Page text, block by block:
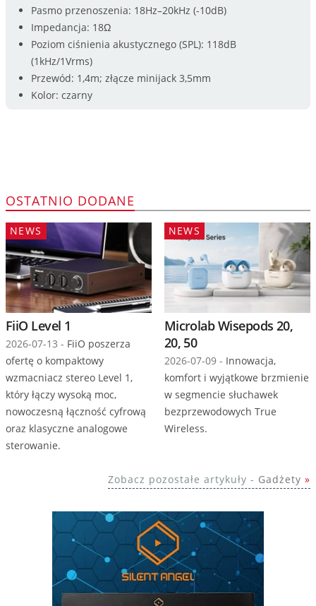
Pasmo przenoszenia: 18Hz–20kHz (-10dB)
Impedancja: 18Ω
Poziom ciśnienia akustycznego (SPL): 118dB
(1kHz/1Vrms)
Przewód: 1,4m; złącze minijack 3,5mm
Kolor: czarny
OSTATNIO DODANE
FiiO Level 1
2026-07-13 - FiiO poszerza
ofertę o kompaktowy
wzmacniacz stereo Level 1,
który łączy wysoką moc,
nowoczesną łączność cyfrową
oraz klasyczne analogowe
sterowanie.
NEWS
Microlab Wisepods 20,
20, 50
2026-07-09 - Innowacja,
komfort i wyjątkowe brzmienie
w segmencie słuchawek
bezprzewodowych True
Wireless.
NEWS
Zobacz pozostałe artykuły - Gadżety